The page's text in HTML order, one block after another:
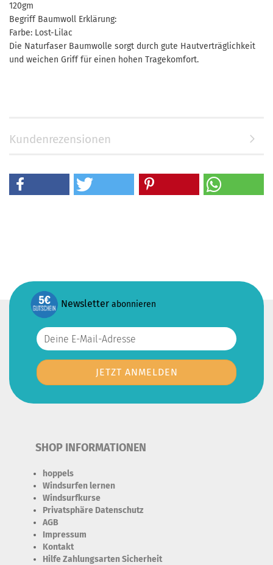
120gm
Begriff Baumwoll Erklärung:
Farbe: Lost-Lilac
Die Naturfaser Baumwolle sorgt durch gute Hautverträglichkeit
und weichen Griff für einen hohen Tragekomfort.
Kundenrezensionen
Newsletter abonnieren
SHOP INFORMATIONEN
hoppels
Windsurfen lernen
Windsurfkurse
Privatsphäre Datenschutz
AGB
Impressum
Kontakt
Hilfe Zahlungsarten Sicherheit